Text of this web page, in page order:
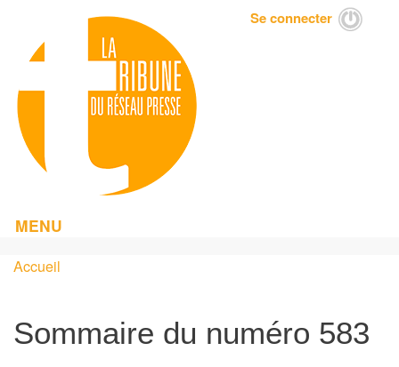
du
compte
de
l'utilisateur
Se connecter
MENU
Accueil
Sommaire du numéro 583